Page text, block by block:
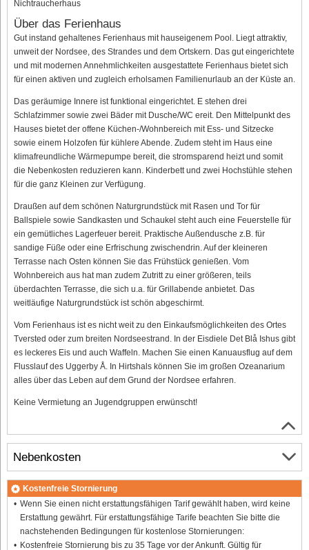
Nichtraucherhaus
Über das Ferienhaus
Gut instand gehaltenes Ferienhaus mit hauseigenem Pool. Liegt attraktiv,
unweit der Nordsee, des Strandes und dem Ortskern. Das gut eingerichtete
und mit modernen Annehmlichkeiten ausgestattete Ferienhaus bietet sich
für einen aktiven und zugleich erholsamen Familienurlaub an der Küste an.
Das geräumige Innere ist funktional eingerichtet. E stehen drei
Schlafzimmer sowie zwei Bäder mit Dusche/WC ereit. Den Mittelpunkt des
Hauses bietet der offene Küchen-/Wohnbereich mit Ess- und Sitzecke
sowie einem Holzofen für kühlere Abende. Zudem steht im Haus eine
klimafreundliche Wärmepumpe bereit, die stromsparend heizt und somit
die Nebenkosten reduzieren kann. Kinderbett und zwei Hochstühle stehen
für die ganz Kleinen zur Verfügung.
Draußen auf dem schönen Naturgrundstück mit Rasen und Tor für
Ballspiele sowie Sandkasten und Schaukel steht auch eine Feuerstelle für
ein gemütliches Lagerfeuer bereit. Praktische Außendusche z.B. für
sandige Füße oder eine Erfrischung zwischendrin. Auf der kleineren
Terrasse nach Osten können Sie das Frühstück genießen. Vom
Wohnbereich aus hat man zudem Zutritt zu einer größeren, teils
überdachten Terrasse, die sich u.a. für Grillabende anbietet. Das
weitläufige Naturgrundstück ist schön abgeschirmt.
Vom Ferienhaus ist es nicht weit zu den Einkaufsmöglichkeiten des Ortes
Tversted oder zum breiten Nordseestrand. In der Eisdiele Det Blå Ishus gibt
es leckeres Eis und auch Waffeln. Machen Sie einen Kanuausflug auf dem
Flusslauf des Uggerby Å. In Hirtshals können Sie im großen Ozeanarium
alles über das Leben auf dem Grund der Nordsee erfahren.
Keine Vermietung an Jugendgruppen erwünscht!
Nebenkosten
Kostenfreie Stornierung
Wenn Sie einen nicht erstattungsfähigen Tarif gewählt haben, wird keine
Erstattung gewährt. Für erstattungsfähige Tarife beachten Sie bitte die
nachstehenden Bedingungen für kostenlose Stornierungen:
Kostenfreie Stornierung bis zu 35 Tage vor der Ankunft. Gültig für